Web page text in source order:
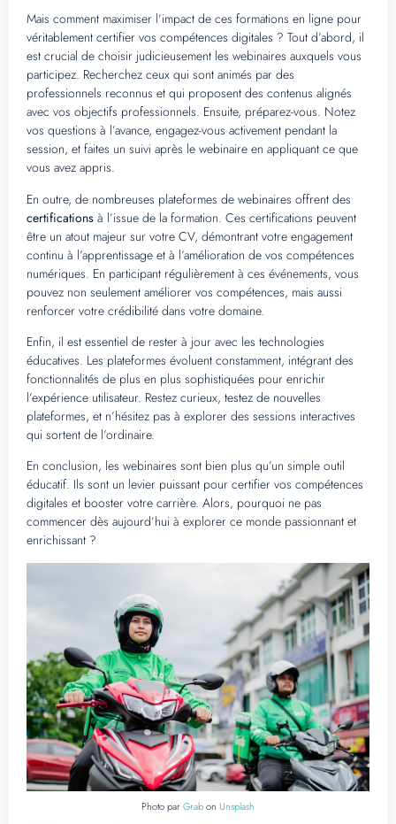
Mais comment maximiser l’impact de ces formations en ligne pour
véritablement certifier vos compétences digitales ? Tout d’abord, il
est crucial de choisir judicieusement les webinaires auxquels vous
participez. Recherchez ceux qui sont animés par des
professionnels reconnus et qui proposent des contenus alignés
avec vos objectifs professionnels. Ensuite, préparez-vous. Notez
vos questions à l’avance, engagez-vous activement pendant la
session, et faites un suivi après le webinaire en appliquant ce que
vous avez appris.
En outre, de nombreuses plateformes de webinaires offrent des
certifications à l’issue de la formation. Ces certifications peuvent
être un atout majeur sur votre CV, démontrant votre engagement
continu à l’apprentissage et à l’amélioration de vos compétences
numériques. En participant régulièrement à ces événements, vous
pouvez non seulement améliorer vos compétences, mais aussi
renforcer votre crédibilité dans votre domaine.
Enfin, il est essentiel de rester à jour avec les technologies
éducatives. Les plateformes évoluent constamment, intégrant des
fonctionnalités de plus en plus sophistiquées pour enrichir
l’expérience utilisateur. Restez curieux, testez de nouvelles
plateformes, et n’hésitez pas à explorer des sessions interactives
qui sortent de l’ordinaire.
En conclusion, les webinaires sont bien plus qu’un simple outil
éducatif. Ils sont un levier puissant pour certifier vos compétences
digitales et booster votre carrière. Alors, pourquoi ne pas
commencer dès aujourd’hui à explorer ce monde passionnant et
enrichissant ?
Photo parGrabon Unsplash